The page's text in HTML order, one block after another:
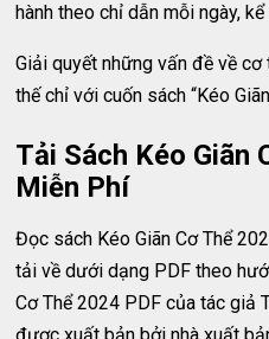
hành theo chỉ dẫn mỗi ngày,
Giải quyết những vấn đề về
thế chỉ với cuốn sách “Kéo
Tải Sách Kéo Giãn
Miễn Phí
Đọc sách Kéo Giãn Cơ Thể
tải về dưới dạng PDF theo
Cơ Thể 2024 PDF của tác giả